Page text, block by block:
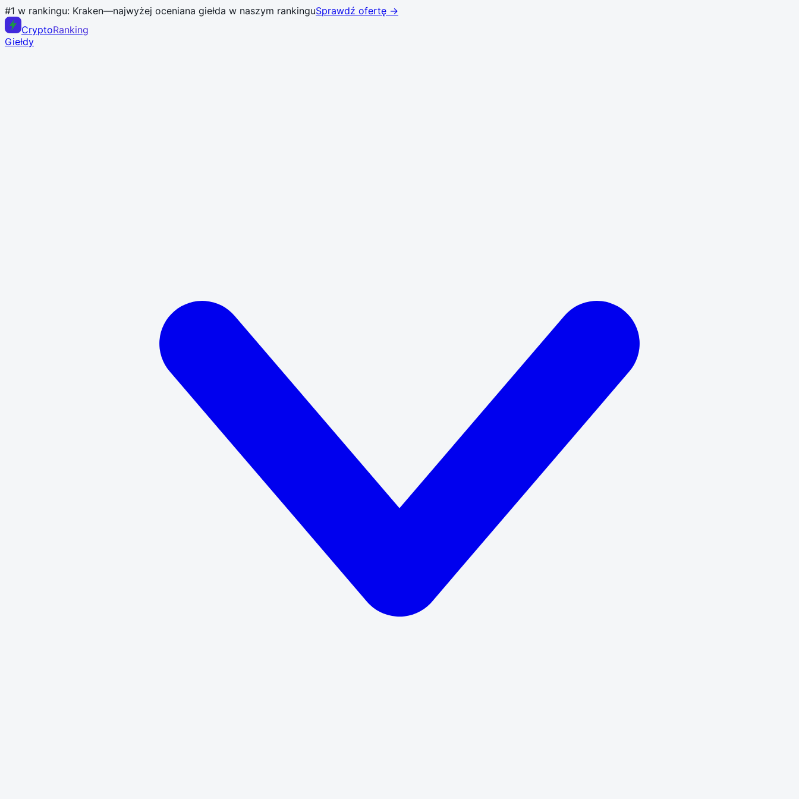
#1 w rankingu: Kraken—najwyżej oceniana giełda w naszym rankinguSprawdź ofertę →
CryptoRanking
Giełdy